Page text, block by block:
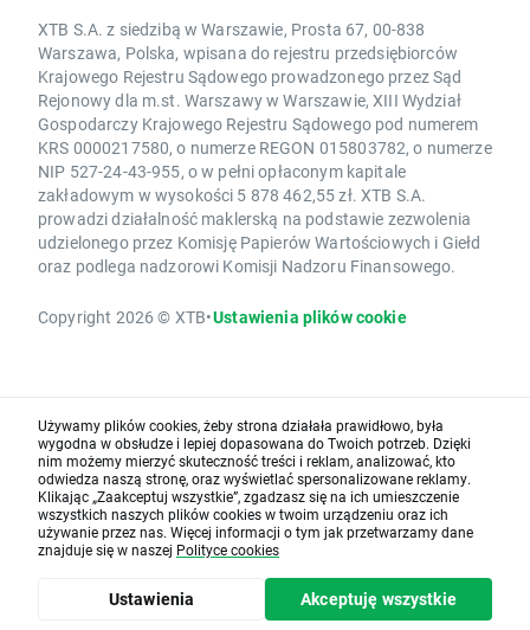
XTB S.A. z siedzibą w Warszawie, Prosta 67, 00-838
Warszawa, Polska, wpisana do rejestru przedsiębiorców
Krajowego Rejestru Sądowego prowadzonego przez Sąd
Rejonowy dla m.st. Warszawy w Warszawie, XIII Wydział
Gospodarczy Krajowego Rejestru Sądowego pod numerem
KRS 0000217580, o numerze REGON 015803782, o numerze
NIP 527-24-43-955, o w pełni opłaconym kapitale
zakładowym w wysokości 5 878 462,55 zł. XTB S.A.
prowadzi działalność maklerską na podstawie zezwolenia
udzielonego przez Komisję Papierów Wartościowych i Giełd
oraz podlega nadzorowi Komisji Nadzoru Finansowego.
Copyright 2026 © XTB•Ustawienia plików cookie
Używamy plików cookies, żeby strona działała prawidłowo, była
wygodna w obsłudze i lepiej dopasowana do Twoich potrzeb. Dzięki
nim możemy mierzyć skuteczność treści i reklam, analizować, kto
odwiedza naszą stronę, oraz wyświetlać spersonalizowane reklamy.
Klikając „Zaakceptuj wszystkie”, zgadzasz się na ich umieszczenie
wszystkich naszych plików cookies w twoim urządzeniu oraz ich
używanie przez nas. Więcej informacji o tym jak przetwarzamy dane
znajduje się w naszej Polityce cookies
Ustawienia Akceptuję wszystkie